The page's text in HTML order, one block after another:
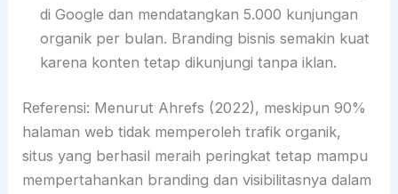
di Google dan mendatangkan 5.000 kunjungan
organik per bulan. Branding bisnis semakin kuat
karena konten tetap dikunjungi tanpa iklan.
Referensi: Menurut Ahrefs (2022), meskipun 90%
halaman web tidak memperoleh trafik organik,
situs yang berhasil meraih peringkat tetap mampu
mempertahankan branding dan visibilitasnya dalam